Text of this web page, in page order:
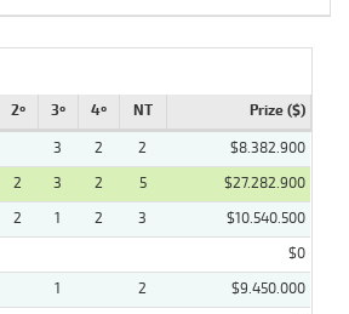
2º 3º 4º NT Prize ($)
3 2 2
$8.382.900
2 3 2 5
$27.282.900
2 1 2 3
$10.540.500
$0
1 2
$9.450.000